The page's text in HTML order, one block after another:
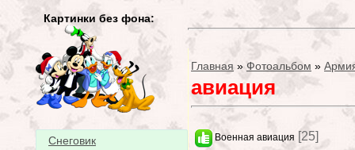
Картинки без фона:
Снеговик
Главная »Фотоальбом »
авиация
Военная авиация [25]